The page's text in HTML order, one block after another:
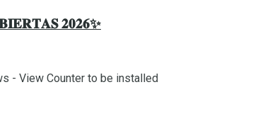
𝟐𝟎𝟐𝟔✨
- View Counter to be installed